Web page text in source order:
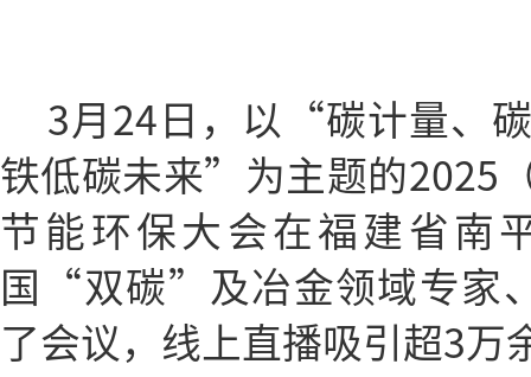
3月24日，以“碳计量、
铁低碳未来”为主题的2025
节能环保大会在福建省南
国“双碳”及冶金领域专家
了会议，线上直播吸引超3万